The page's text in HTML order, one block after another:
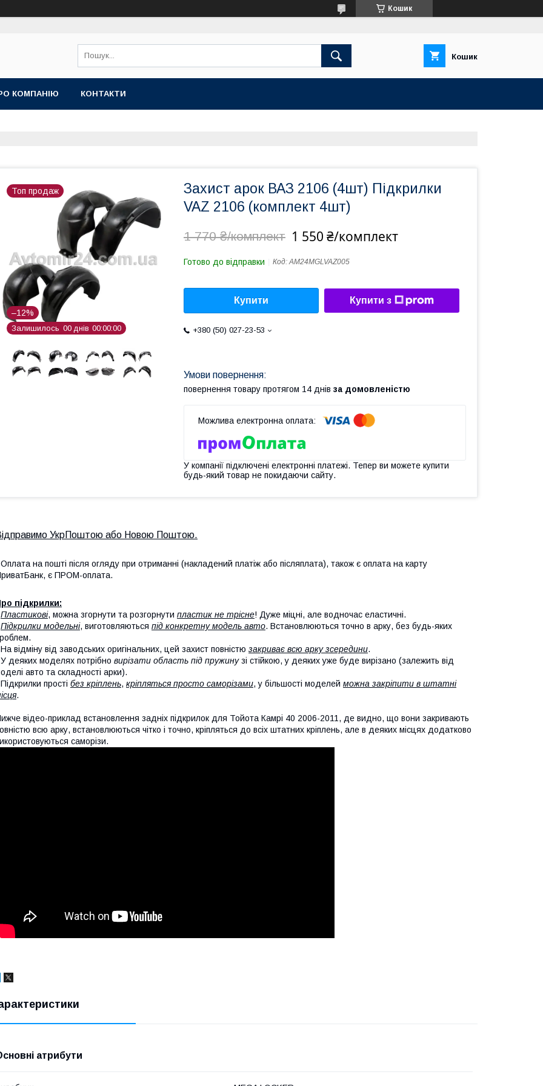
Кошик
Кошик
КОМПАНІЮ КОНТАКТИ
Топ продаж
–12%
Залишилось 00 днів 00 00 00
Захист арок ВАЗ 2106 (4шт) Підкрилки
VAZ 2106 (комплект 4шт)
1 770 ₴/комплект 1 550 ₴/комплект
Готово до відправки Код:AM24MGLVAZ005
Купити Купити з
+380 (50) 027-23-53
повернення товару протягом 14 днів за домовленістю
У компанії підключені електронні платежі. Тепер ви можете купити
будь-який товар не покидаючи сайту.
УкрПоштою або Новою Поштою.
на пошті після огляду при отриманні (накладений платіж або післяплата), також є оплата на карту
є ПРОМ-оплата.
підкрилки:
Пластикові, можна згорнути та розгорнути пластик не трісне! Дуже міцні, але водночас еластичні.
Підкрилки модельні, виготовляються під конкретну модель авто. Встановлюються точно в арку, без будь-яких
відміну від заводських оригінальних, цей захист повністю закриває всю арку зсередини.
деяких моделях потрібно вирізати область під пружинузі стійкою, у деяких уже буде вирізано (залежить від
авто та складності арки).
прості без кріплень, кріпляться просто саморізами, у більшості моделей можна закріпити в штатні
.
відео-приклад встановлення задніх підкрилок для Тойота Камрі 40 2006-2011, де видно, що вони закривають
всю арку, встановлюються чітко і точно, кріпляться до всіх штатних кріплень, але в деяких місцях додатково
саморізи.
атрибути